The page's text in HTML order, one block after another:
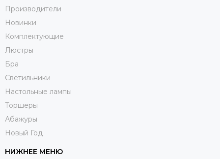
Производители
Новинки
Комплектующие
Люстры
Бра
Светильники
Настольные лампы
Торшеры
Абажуры
Новый Год
НИЖНЕЕ МЕНЮ